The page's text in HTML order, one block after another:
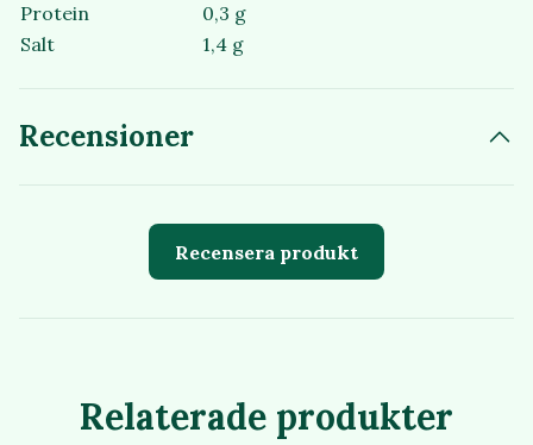
Protein
0,3 g
Salt
1,4 g
Recensioner
Recensera produkt
Relaterade produkter